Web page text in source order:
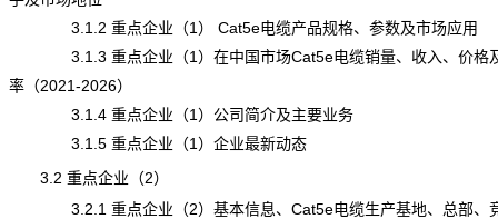
3.1.2 重点企业（1） Cat5e电缆产品规格、参数及市场应用
3.1.3 重点企业（1）在中国市场Cat5e电缆销量、收入、价格
率（2021-2026）
3.1.4 重点企业（1）公司简介及主要业务
3.1.5 重点企业（1）企业最新动态
3.2 重点企业（2）
3.2.1 重点企业（2）基本信息、Cat5e电缆生产基地、总部、